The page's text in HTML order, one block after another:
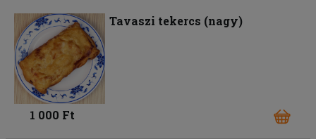
Tavaszi tekercs (nagy)
1 000 Ft